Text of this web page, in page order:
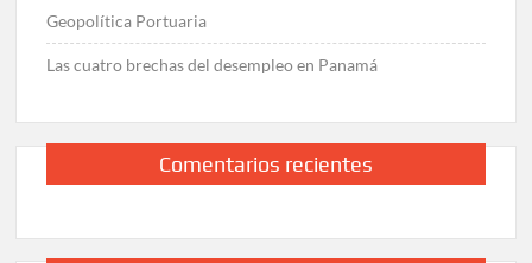
Geopolítica Portuaria
Las cuatro brechas del desempleo en Panamá
Comentarios recientes